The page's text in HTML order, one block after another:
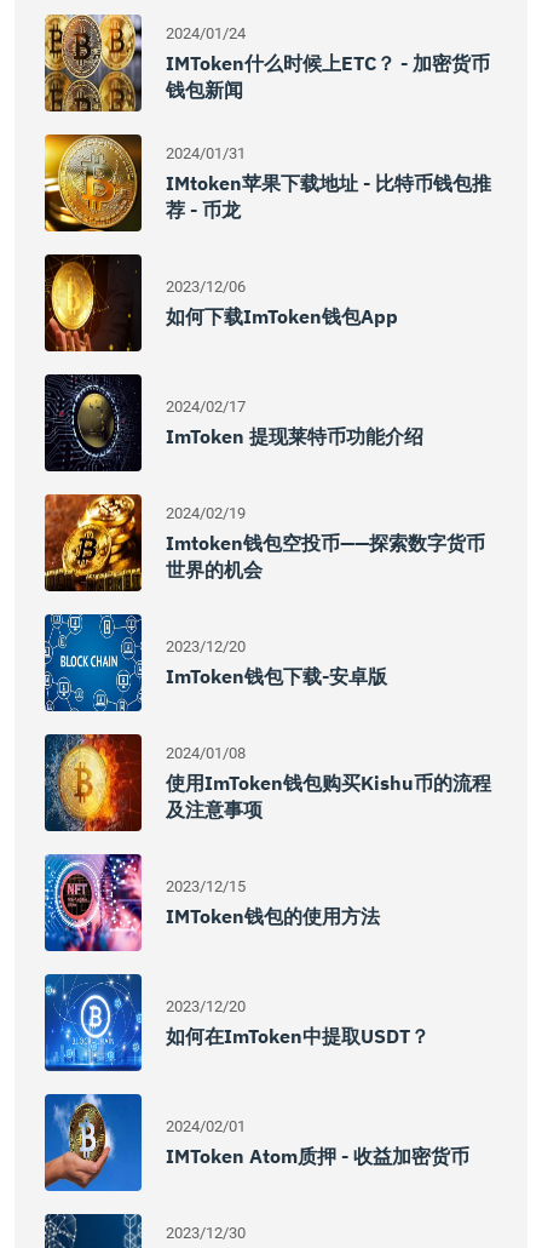
2024/01/24
IMToken什么时候上ETC？ - 加密货币
钱包新闻
2024/01/31
IMtoken苹果下载地址 - 比特币钱包推
荐 - 币龙
2023/12/06
如何下载imToken钱包App
2024/02/17
ImToken 提现莱特币功能介绍
2024/02/19
Imtoken钱包空投币——探索数字货币
世界的机会
2023/12/20
ImToken钱包下载-安卓版
2024/01/08
使用imToken钱包购买Kishu币的流程
及注意事项
2023/12/15
IMToken钱包的使用方法
2023/12/20
如何在imToken中提取USDT？
2024/02/01
IMToken Atom质押 - 收益加密货币
2023/12/30